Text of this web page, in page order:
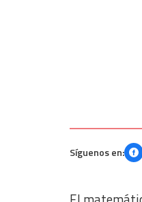
Síguenos en: